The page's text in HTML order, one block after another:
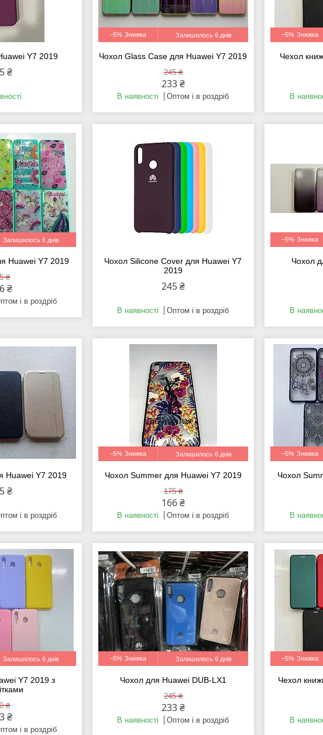
Y7 2019
₴
–5% Залишилось 6 днів
Чохол Glass Case для Huawei Y7 2019
245 ₴
233 ₴
В наявності Оптом і в роздріб
–5%
Чехол
В
Залишилось 6 днів
Huawei Y7 2019
₴
₴
і в роздріб
Чохол Silicone Cover для Huawei Y7
2019
245 ₴
В наявності Оптом і в роздріб
–5%
Чохол
В
Huawei Y7 2019
₴
і в роздріб
–5% Залишилось 6 днів
Чохол Summer для Huawei Y7 2019
175 ₴
166 ₴
В наявності Оптом і в роздріб
–5%
Чохол
В
Залишилось 6 днів
Y7 2019 з
₴
₴
і в роздріб
–5% Залишилось 6 днів
Чохол для Huawei DUB-LX1
245 ₴
233 ₴
В наявності Оптом і в роздріб
–5%
Чехол
В